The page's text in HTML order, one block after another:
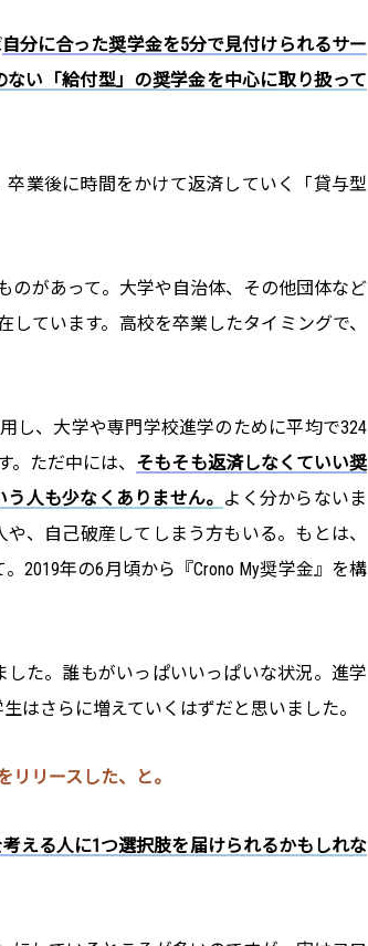
自分に合った奨学金を5分で見付けられるサー
い「給付型」の奨学金を中心に取り扱って
業後に時間をかけて返済していく「貸与型
のがあって。大学や自治体、その他団体など
しています。高校を卒業したタイミングで、
し、大学や専門学校進学のために平均で324
ただ中には、 そもそも返済しなくていい奨
人も少なくありません。 よく分からないま
、自己破産してしまう方もいる。もとは、
2019年の6月頃から『Crono My奨学金』を構
た。誰もがいっぱいいっぱいな状況。進学
はさらに増えていくはずだと思いました。
リースした、と。
える人に1つ選択肢を届けられるかもしれな